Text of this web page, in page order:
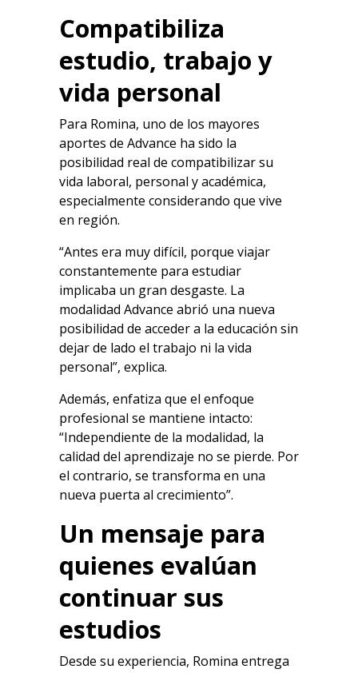
Compatibiliza
estudio, trabajo y
vida personal
Para Romina, uno de los mayores
aportes de Advance ha sido la
posibilidad real de compatibilizar su
vida laboral, personal y académica,
especialmente considerando que vive
en región.
“Antes era muy difícil, porque viajar
constantemente para estudiar
implicaba un gran desgaste. La
modalidad Advance abrió una nueva
posibilidad de acceder a la educación sin
dejar de lado el trabajo ni la vida
personal”, explica.
Además, enfatiza que el enfoque
profesional se mantiene intacto:
“Independiente de la modalidad, la
calidad del aprendizaje no se pierde. Por
el contrario, se transforma en una
nueva puerta al crecimiento”.
Un mensaje para
quienes evalúan
continuar sus
estudios
Desde su experiencia, Romina entrega